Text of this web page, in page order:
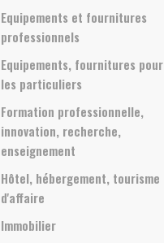
Equipements et fournitures
professionnels
Equipements, fournitures pour
les particuliers
Formation professionnelle,
innovation, recherche,
enseignement
Hôtel, hébergement, tourisme
d'affaire
Immobilier